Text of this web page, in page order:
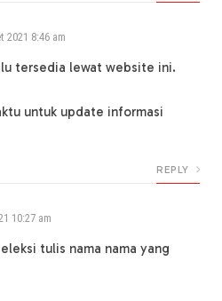
2021 8:46 am
tersedia lewat website ini.
untuk update informasi
REPLY
10:27 am
tulis nama nama yang